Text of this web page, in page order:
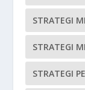
STRATEGI
STRATEGI
STRATEGI